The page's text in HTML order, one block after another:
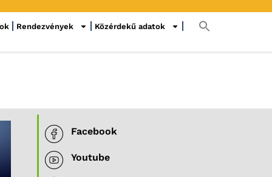
Rendezvények Közérdekű adatok
Facebook
Youtube